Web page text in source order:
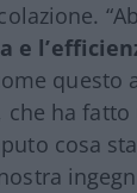
e
questo
ha
cosa